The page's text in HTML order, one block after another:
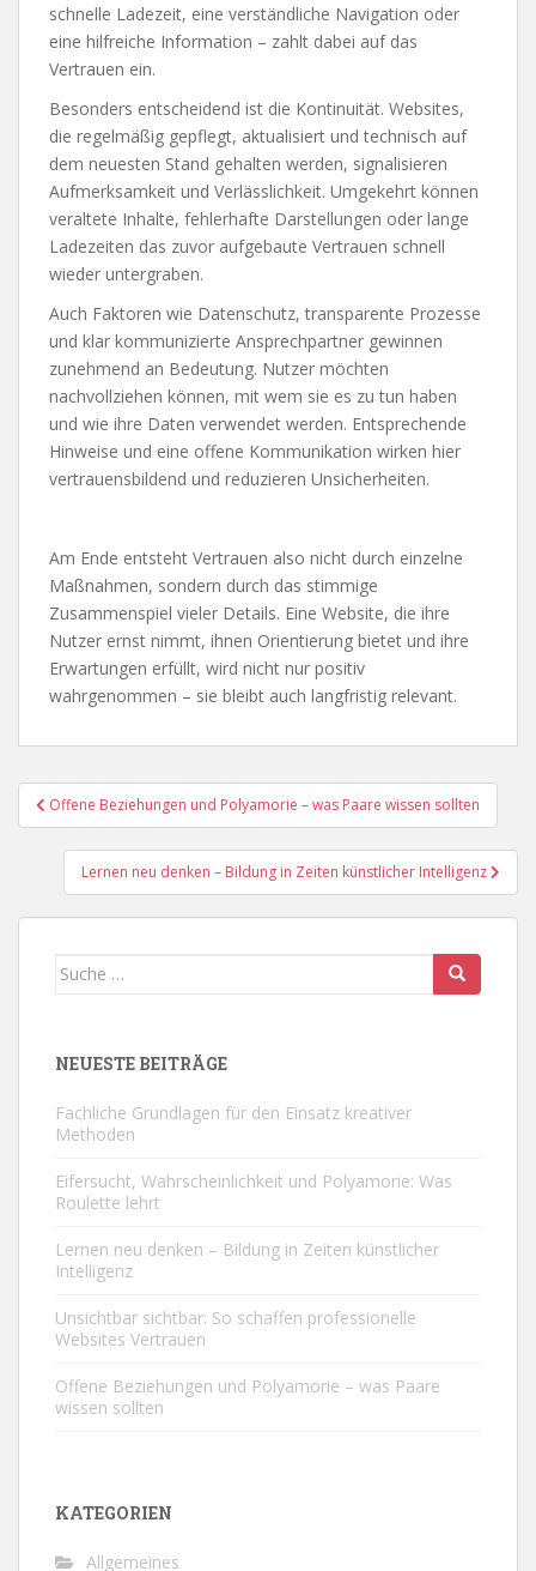
schnelle Ladezeit, eine verständliche Navigation oder
eine hilfreiche Information – zahlt dabei auf das
Vertrauen ein.
Besonders entscheidend ist die Kontinuität. Websites,
die regelmäßig gepflegt, aktualisiert und technisch auf
dem neuesten Stand gehalten werden, signalisieren
Aufmerksamkeit und Verlässlichkeit. Umgekehrt können
veraltete Inhalte, fehlerhafte Darstellungen oder lange
Ladezeiten das zuvor aufgebaute Vertrauen schnell
wieder untergraben.
Auch Faktoren wie Datenschutz, transparente Prozesse
und klar kommunizierte Ansprechpartner gewinnen
zunehmend an Bedeutung. Nutzer möchten
nachvollziehen können, mit wem sie es zu tun haben
und wie ihre Daten verwendet werden. Entsprechende
Hinweise und eine offene Kommunikation wirken hier
vertrauensbildend und reduzieren Unsicherheiten.
Am Ende entsteht Vertrauen also nicht durch einzelne
Maßnahmen, sondern durch das stimmige
Zusammenspiel vieler Details. Eine Website, die ihre
Nutzer ernst nimmt, ihnen Orientierung bietet und ihre
Erwartungen erfüllt, wird nicht nur positiv
wahrgenommen – sie bleibt auch langfristig relevant.
Beitragsnavigation
Offene Beziehungen und Polyamorie – was Paare wissen sollten
Lernen neu denken – Bildung in Zeiten künstlicher Intelligenz
Suche
NEUESTE BEITRÄGE
Fachliche Grundlagen für den Einsatz kreativer
Methoden
Eifersucht, Wahrscheinlichkeit und Polyamorie: Was
Roulette lehrt
Lernen neu denken – Bildung in Zeiten künstlicher
Intelligenz
Unsichtbar sichtbar: So schaffen professionelle
Websites Vertrauen
Offene Beziehungen und Polyamorie – was Paare
wissen sollten
KATEGORIEN
Allgemeines